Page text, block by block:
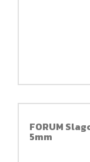
FORUM
5mm